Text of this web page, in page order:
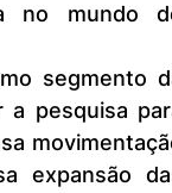
no mundo
a pesquisa
expansão